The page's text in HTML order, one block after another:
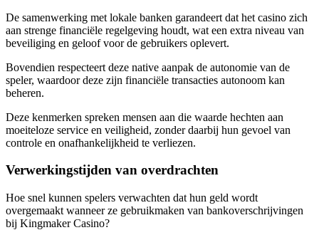
De samenwerking met lokale banken garandeert dat het casino zich
aan strenge financiële regelgeving houdt, wat een extra niveau van
beveiliging en geloof voor de gebruikers oplevert.
Bovendien respecteert deze native aanpak de autonomie van de
speler, waardoor deze zijn financiële transacties autonoom kan
beheren.
Deze kenmerken spreken mensen aan die waarde hechten aan
moeiteloze service en veiligheid, zonder daarbij hun gevoel van
controle en onafhankelijkheid te verliezen.
Verwerkingstijden van overdrachten
Hoe snel kunnen spelers verwachten dat hun geld wordt
overgemaakt wanneer ze gebruikmaken van bankoverschrijvingen
bij Kingmaker Casino?